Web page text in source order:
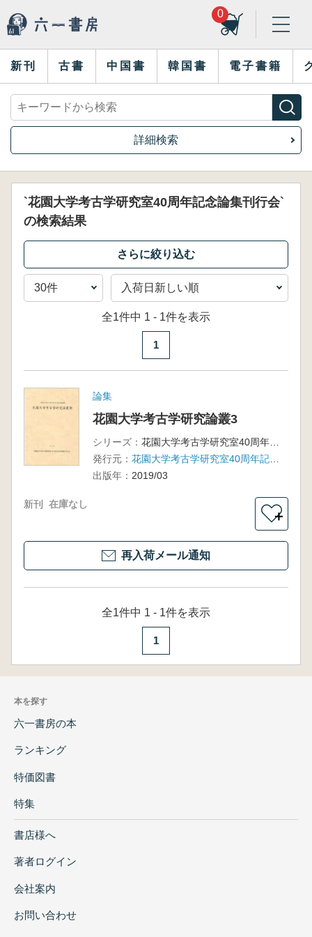
0
新刊 古書 中国書 韓国書 電子書籍
詳細検索
`花園大学考古学研究室40周年記念論集刊行会`
の検索結果
全1件中 1 - 1件を表示
1
論集
花園大学考古学研究論叢3
シリーズ：
花園大学考古学研究室40周年記念論集
発行元：
花園大学考古学研究室40周年記念論集刊行会
出版年： 2019/03
新刊 在庫なし
＋
再入荷メール通知
全1件中 1 - 1件を表示
1
本を探す
六一書房の本
ランキング
特価図書
特集
書店様へ
著者ログイン
会社案内
お問い合わせ